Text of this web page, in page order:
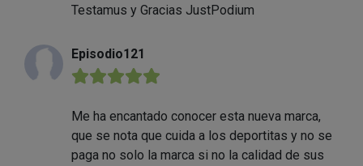
Testamus y Gracias JustPodium
Episodio121
★★★★★
Me ha encantado conocer esta nueva marca,
que se nota que cuida a los deportitas y no se
paga no solo la marca si no la calidad de sus